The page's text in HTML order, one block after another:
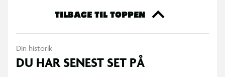
TILBAGE TIL TOPPEN
Din historik
DU HAR SENEST SET PÅ